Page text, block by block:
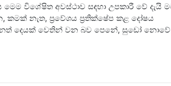
විශේෂිත අවස්ථාව සඳහා උපකාරී වේ දැයි
නැත, ප්‍රවේශය ප්‍රතික්ෂේප කළ දෝෂය
දෙයක් වෙතින් වන බව පෙනේ, සුඩෝ